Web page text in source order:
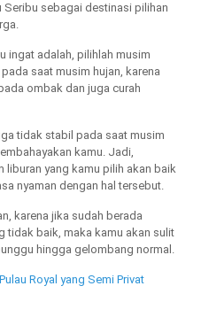
Seribu sebagai destinasi pilihan
ingat adalah, pilihlah musim
saat musim hujan, karena
ombak dan juga curah
tidak stabil pada saat musim
kamu. Jadi,
liburan yang kamu pilih akan baik
nyaman dengan hal tersebut.
karena jika sudah berada
tidak baik, maka kamu akan sulit
hingga gelombang normal.
Royal yang Semi Privat